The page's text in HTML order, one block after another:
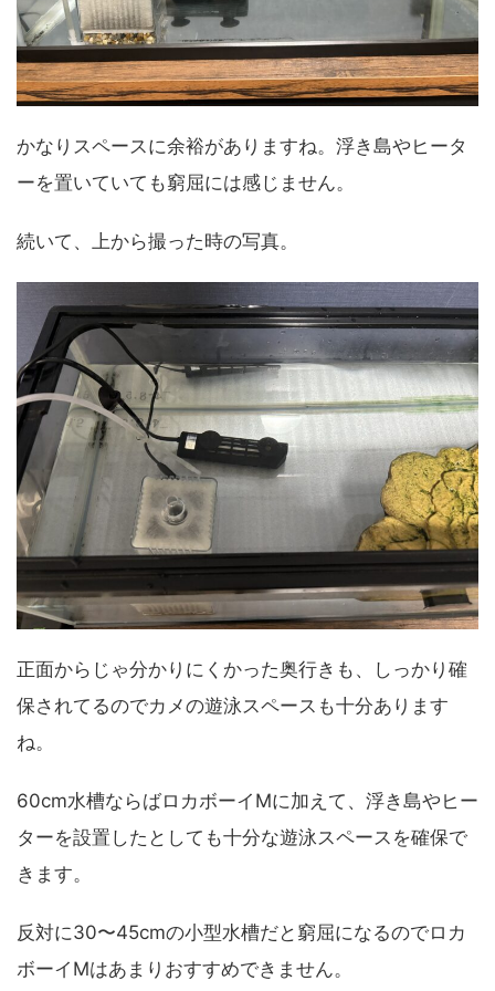
かなりスペースに余裕がありますね。浮き島やヒータ
ーを置いていても窮屈には感じません。
続いて、上から撮った時の写真。
正面からじゃ分かりにくかった奥行きも、しっかり確
保されてるのでカメの遊泳スペースも十分あります
ね。
60cm水槽ならばロカボーイMに加えて、浮き島やヒー
ターを設置したとしても十分な遊泳スペースを確保で
きます。
反対に30〜45cmの小型水槽だと窮屈になるのでロカ
ボーイMはあまりおすすめできません。